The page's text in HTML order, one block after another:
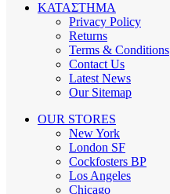
ΚΑΤΑΣΤΗΜΑ
Privacy Policy
Returns
Terms & Conditions
Contact Us
Latest News
Our Sitemap
OUR STORES
New York
London SF
Cockfosters BP
Los Angeles
Chicago